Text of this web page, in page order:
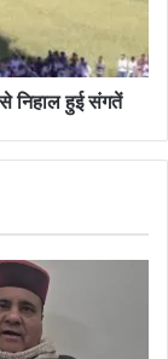
से निहाल हुई संगतें